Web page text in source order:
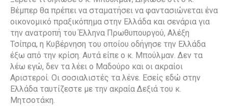
Βέμπερ θα πρέπει να σταματήσει να φαντασιώνεται ένα
οικονομικό πραξικόπημα στην Ελλάδα και σενάρια για
την ανατροπή του Έλληνα Πρωθυπουργού, Αλέξη
Τσίπρα, η Κυβέρνηση του οποίου οδήγησε την Ελλάδα
έξω από την κρίση. Αυτά είπε ο κ. Μπούλμαν. Δεν τα
λέω εγώ, δεν τα λέει ο Μαδούρο και οι ακραίοι
Αριστεροί. Οι σοσιαλιστές τα λένε. Εσείς εδώ στην
Ελλάδα ταυτίζεστε με την ακραία Δεξιά του κ.
Μητσοτάκη.